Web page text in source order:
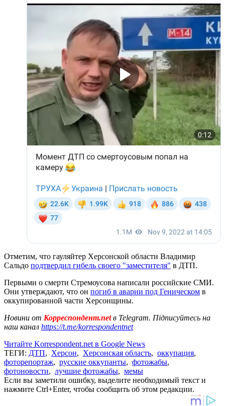
Отметим, что гауляйтер Херсонской области Владимир
Сальдо подтвердил гибель своего "заместителя" в ДТП.
Первыми о смерти Стремоусова написали российские СМИ.
Они утверждают, что он погиб в аварии под Геническом в
оккупированной части Херсонщины.
Новини от Корреспондент.netв Telegram. Підписуйтесь на
наш канал https://t.me/korrespondentnet
Читайте Korrespondent.net в Google News
ТЕГИ: ДТП, Херсон, Херсонская область, оккупация,
фоторепортаж, русские оккупанты, фотожабы,
фотоновости, лучшие фотожабы, мемы
Если вы заметили ошибку, выделите необходимый текст и
нажмите Ctrl+Enter, чтобы сообщить об этом редакции.